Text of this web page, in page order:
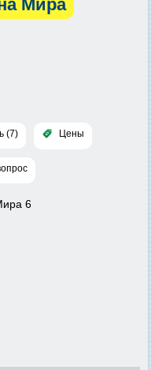
Мира
(7) Цены
6